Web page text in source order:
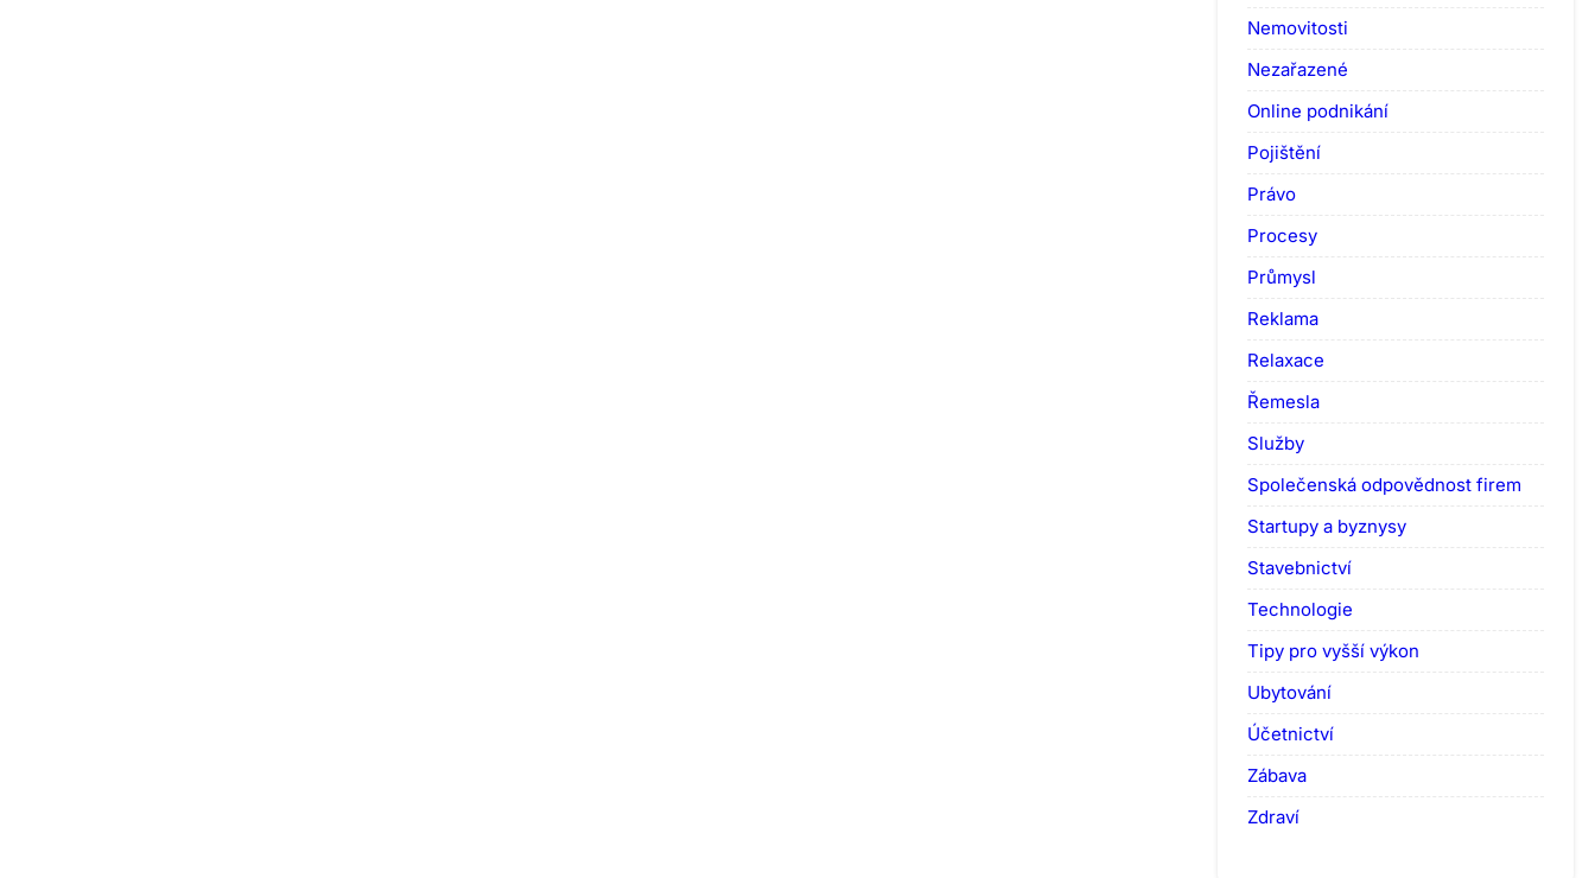
Nemovitosti
Nezařazené
Online podnikání
Pojištění
Právo
Procesy
Průmysl
Reklama
Relaxace
Řemesla
Služby
Společenská odpovědnost firem
Startupy a byznysy
Stavebnictví
Technologie
Tipy pro vyšší výkon
Ubytování
Účetnictví
Zábava
Zdraví